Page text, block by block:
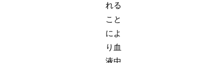
れる
こと
によ
り血
液中